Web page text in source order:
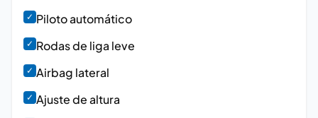
✓ Piloto automático
✓ Rodas de liga leve
✓ Airbag lateral
✓ Ajuste de altura